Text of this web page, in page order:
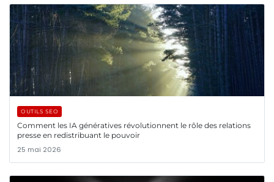
OUTILS SEO
Comment les IA génératives révolutionnent le rôle des relations
presse en redistribuant le pouvoir
25 mai 2026